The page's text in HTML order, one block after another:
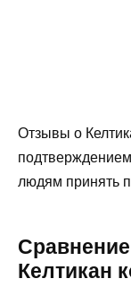
Отзывы о
людям принять
Келтикан